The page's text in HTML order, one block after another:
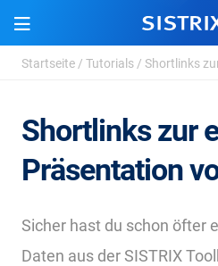
Startseite / Tutorials / Shortlinks zur
Shortlinks zur
Präsentation
Sicher hast du schon öfter
Daten aus der SISTRIX